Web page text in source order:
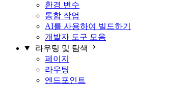
환경 변수
통합 작업
AI를 사용하여 빌드하기
개발자 도구 모음
라우팅 및 탐색
페이지
라우팅
엔드포인트